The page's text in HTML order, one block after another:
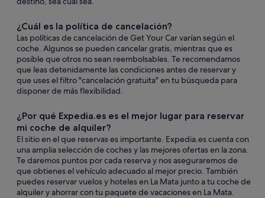
¿Cuál es la política de cancelación?
Las políticas de cancelación de Get Your Car varían según el
coche. Algunos se pueden cancelar gratis, mientras que es
posible que otros no sean reembolsables. Te recomendamos
que leas detenidamente las condiciones antes de reservar y
que uses el filtro "cancelación gratuita" en tu búsqueda para
disponer de más flexibilidad.
¿Por qué Expedia.es es el mejor lugar para reservar
mi coche de alquiler?
El sitio en el que reservas es importante. Expedia.es cuenta con
una amplia selección de coches y las mejores ofertas en la zona.
Te daremos puntos por cada reserva y nos aseguraremos de
que obtienes el vehículo adecuado al mejor precio. También
puedes reservar vuelos y hoteles en La Mata junto a tu coche de
alquiler y ahorrar con tu paquete de vacaciones en La Mata.